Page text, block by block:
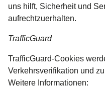
uns hilft, Sicherheit und
aufrechtzuerhalten.
TrafficGuard
TrafficGuard-Cookies
Verkehrsverifikation und
Weitere Informationen: